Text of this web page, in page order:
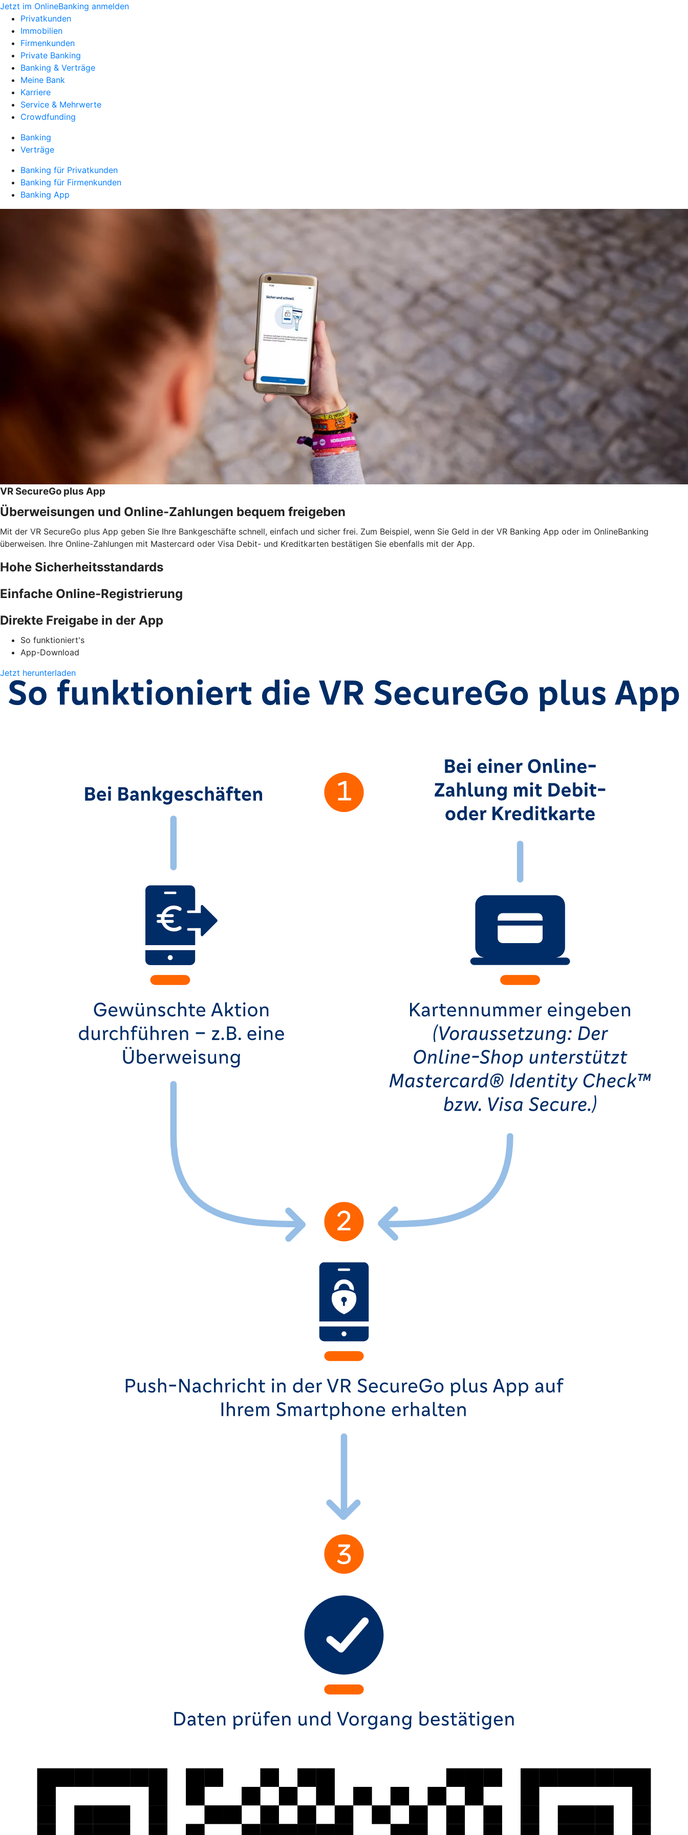
Jetzt im OnlineBanking anmelden
Privatkunden
Immobilien
Firmenkunden
Private Banking
Banking & Verträge
Meine Bank
Karriere
Service & Mehrwerte
Crowdfunding
Banking
Verträge
Banking für Privatkunden
Banking für Firmenkunden
Banking App
VR SecureGo plus App
Überweisungen und Online-Zahlungen bequem freigeben
Mit der VR SecureGo plus App geben Sie Ihre Bankgeschäfte schnell, einfach und sicher frei. Zum Beispiel, wenn Sie Geld in der VR Banking App oder im OnlineBanking
überweisen. Ihre Online-Zahlungen mit Mastercard oder Visa Debit- und Kreditkarten bestätigen Sie ebenfalls mit der App.
Hohe Sicherheitsstandards
Einfache Online-Registrierung
Direkte Freigabe in der App
So funktioniert's
App-Download
Jetzt herunterladen